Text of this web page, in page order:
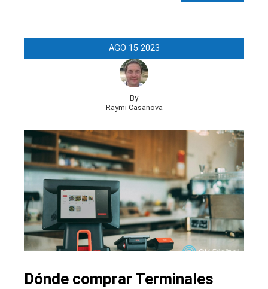
AGO 15 2023
By
Raymi Casanova
Dónde comprar Terminales